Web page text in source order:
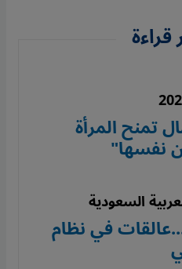
قراءة
تمنح المرأة
نفسها"
السعودية
في نظام